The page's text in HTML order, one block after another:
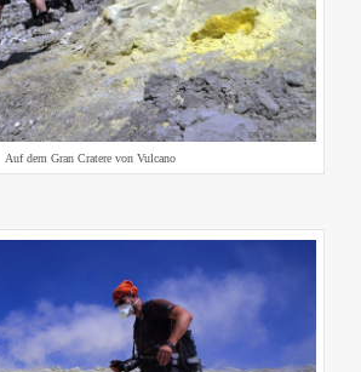
Auf dem Gran Cratere von Vulcano